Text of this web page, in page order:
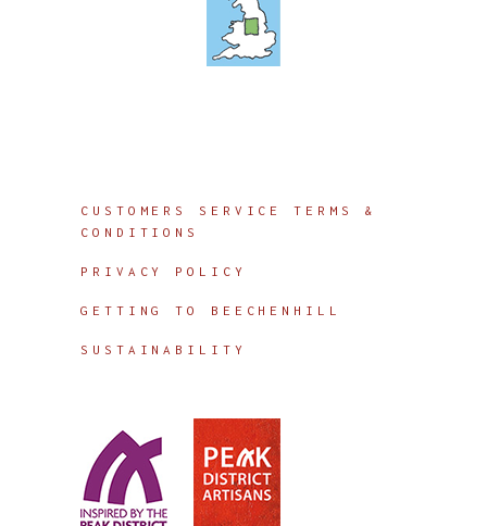
CUSTOMERS SERVICE TERMS &
CONDITIONS
PRIVACY POLICY
GETTING TO BEECHENHILL
SUSTAINABILITY